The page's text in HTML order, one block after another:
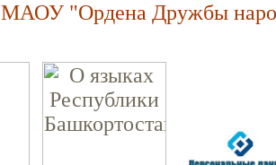
МАОУ "Ордена Дружбы